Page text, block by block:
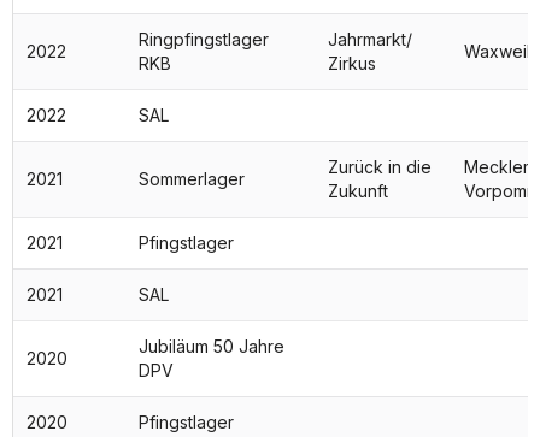
2022
Ringpfingstlager
RKB
Jahrmarkt/
Zirkus
2022 SAL
2021 Sommerlager
Zurück in die
Zukunft
2021 Pfingstlager
2021 SAL
2020
Jubiläum 50 Jahre
DPV
2020 Pfingstlager